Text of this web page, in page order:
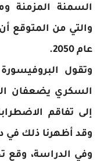
السمنة المزمنة
عام 2050.
وتقول
السكري يضعفان
إلى تفاقم
وقد أظهرنا ذلك في
وفي الدراسة،